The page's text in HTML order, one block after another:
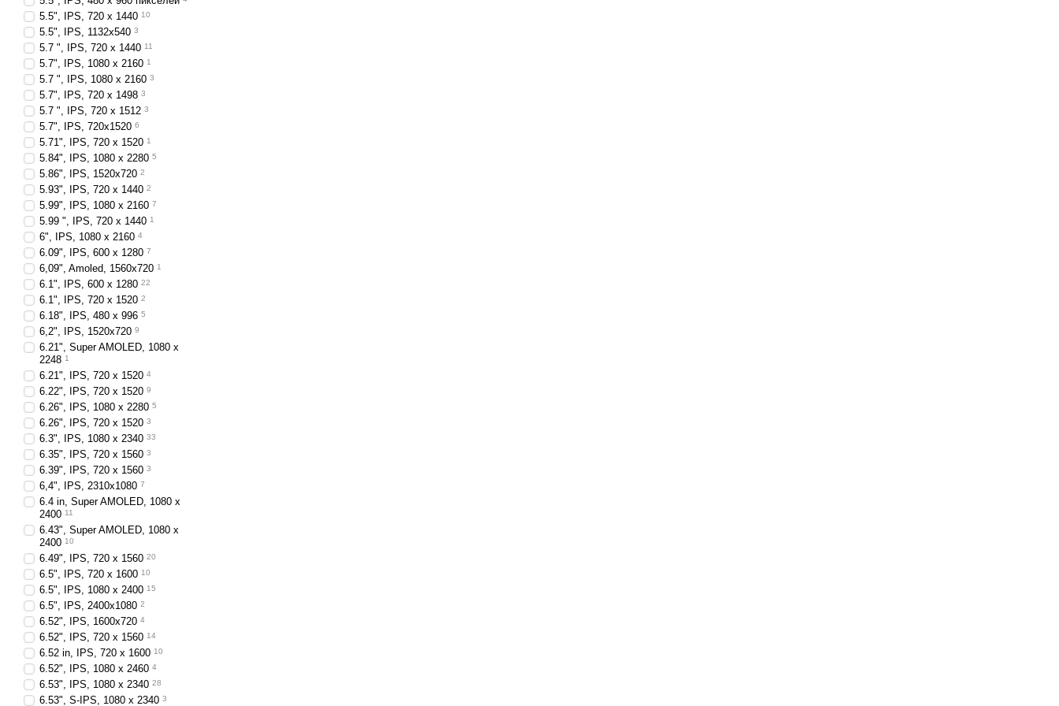
5.5", IPS, 720 x 1440 10
5.5", IPS, 1132x540 3
5.7 ", IPS, 720 x 1440 11
5.7", IPS, 1080 x 2160 1
5.7 ", IPS, 1080 x 2160 3
5.7", IPS, 720 x 1498 3
5.7 ", IPS, 720 x 1512 3
5.7", IPS, 720х1520 6
5.71", IPS, 720 x 1520 1
5.84", IPS, 1080 x 2280 5
5.86", IPS, 1520x720 2
5.93", IPS, 720 x 1440 2
5.99", IPS, 1080 x 2160 7
5.99 ", IPS, 720 x 1440 1
6", IPS, 1080 x 2160 4
6.09", IPS, 600 x 1280 7
6,09", Amoled, 1560x720 1
6.1", IPS, 600 x 1280 22
6.1", IPS, 720 x 1520 2
6.18", IPS, 480 x 996 5
6,2", IPS, 1520x720 9
6.21", Super AMOLED, 1080 x
2248 1
6.21", IPS, 720 x 1520 4
6.22", IPS, 720 x 1520 9
6.26", IPS, 1080 x 2280 5
6.26", IPS, 720 x 1520 3
6.3", IPS, 1080 x 2340 33
6.35", IPS, 720 x 1560 3
6.39", IPS, 720 x 1560 3
6,4", IPS, 2310x1080 7
6.4 in, Super AMOLED, 1080 x
2400 11
6.43", Super AMOLED, 1080 x
2400 10
6.49", IPS, 720 x 1560 20
6.5", IPS, 720 x 1600 10
6.5", IPS, 1080 x 2400 15
6.5", IPS, 2400x1080 2
6.52", IPS, 1600x720 4
6.52", IPS, 720 x 1560 14
6.52 in, IPS, 720 x 1600 10
6.52", IPS, 1080 x 2460 4
6.53", IPS, 1080 x 2340 28
6.53", S-IPS, 1080 x 2340 3